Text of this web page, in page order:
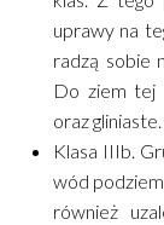
uprawy na
radzą sobie
Do ziem tej
oraz gliniaste.
Klasa IIIb.
wód
również